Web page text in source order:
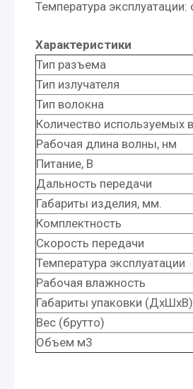
Температура
Характеристики
Тип разъема
Тип излучателя
Тип волокна
Количество используемых
Рабочая длина волны, нм
Питание, В
Дальность передачи
Габариты изделия, мм.
Комплектность
Скорость передачи
Температура эксплуатации
Рабочая влажность
Габариты упаковки
Вес (брутто)
Объем м3